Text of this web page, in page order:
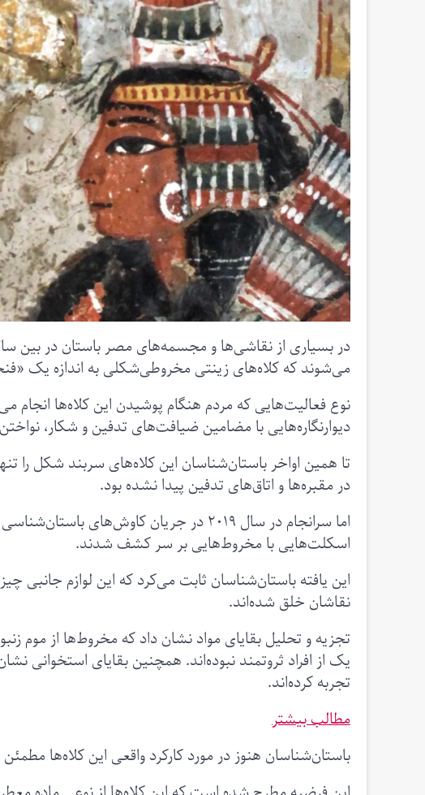
می‌شوند که کلاه‌های زینتی مخروطی‌شکلی به اندازه یک
نوع فعالیت‌هایی که مردم هنگام پوشیدن این کلاه‌ها انجام
دیوارنگاره‌هایی با مضامین ضیافت‌های تدفین و شکار،
تا همین اواخر باستا‌ن‌شناسان این کلاه‌های سربند شکل را
در مقبره‌ها و اتاق‌های تدفین پیدا نشده بود.
اما سرانجام در سال ۲۰۱۹ در جریان
اسکلت‌هایی با مخروط‌هایی بر سر کشف شدند.
این یافته باستان‌شناسان ثابت می‌کرد که این لوازم
نقاشان خلق شده‌اند.
تجزیه و تحلیل بقایای مواد نشان داد که مخروط‌ها از موم
یک از افراد ثروتمند نبوده‌اند. همچنین بقایای استخوانی
تجربه کرده‌اند.
مطالب بیشتر
باستان‌شناسان هنوز در مورد کارکرد واقعی این کلاه‌ها